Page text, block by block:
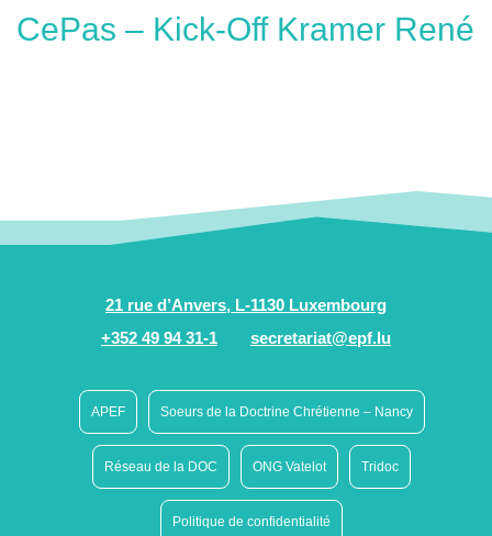
CePas – Kick-Off Kramer René
21 rue d’Anvers, L-1130 Luxembourg
+352 49 94 31-1
secretariat@epf.lu
APEF Soeurs de la Doctrine Chrétienne – Nancy
Réseau de la DOC ONG Vatelot Tridoc
Politique de confidentialité